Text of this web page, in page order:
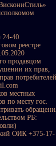
24-40
реестре
продавцом
их прав,
потребителей
местных
по месту гос.
РБ:
ОИК +375-17-